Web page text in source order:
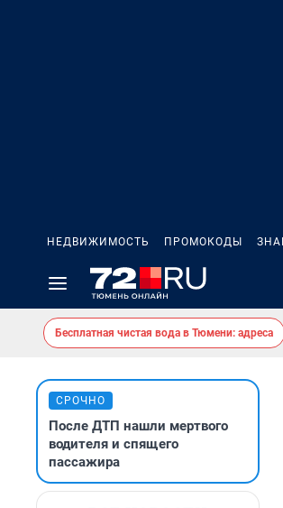
НЕДВИЖИМОСТЬ ПРОМОКОДЫ
Бесплатная чистая вода в Тюмени: адреса
СРОЧНО
После ДТП нашли мертвого
водителя и спящего
пассажира